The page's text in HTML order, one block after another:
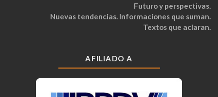
Futuro y perspectivas.
Nuevas tendencias. Informaciones que suman.
Textos que aclaran.
AFILIADO A